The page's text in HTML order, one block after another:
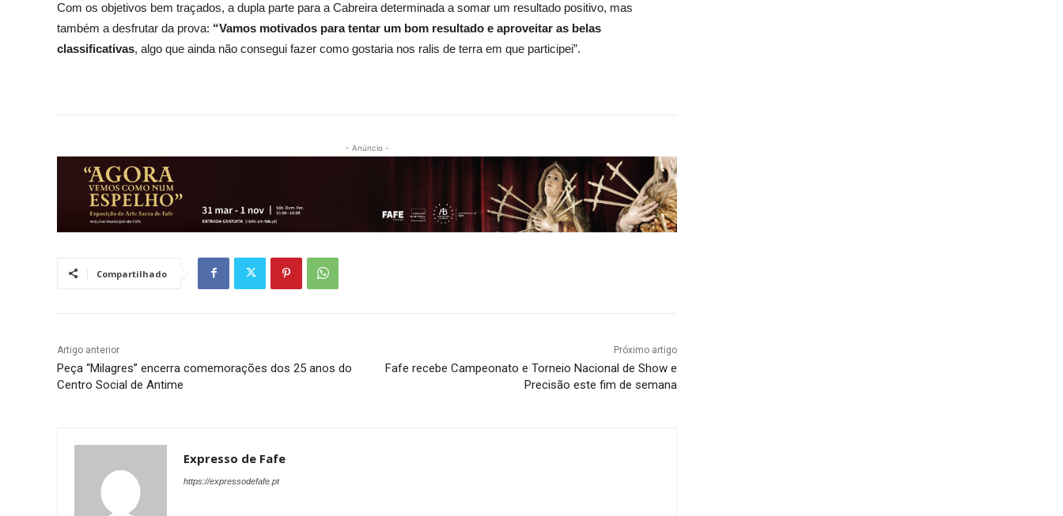
Com os objetivos bem traçados, a dupla parte para a Cabreira determinada a somar um resultado positivo, mas
também a desfrutar da prova: “Vamos motivados para tentar um bom resultado e aproveitar as belas
classificativas, algo que ainda não consegui fazer como gostaria nos ralis de terra em que participei”.
- Anúncio -
Compartilhado
Artigo anterior
Peça “Milagres” encerra comemorações dos 25 anos do
Centro Social de Antime
Próximo artigo
Fafe recebe Campeonato e Torneio Nacional de Show e
Precisão este fim de semana
Expresso de Fafe
https://expressodefafe.pt